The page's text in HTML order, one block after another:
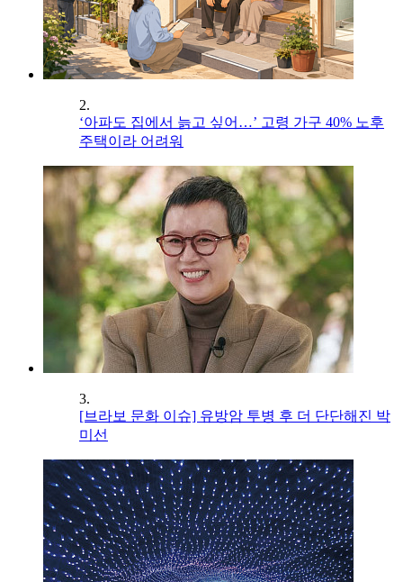
2.
‘아파도 집에서 늙고 싶어…’ 고령 가구 40% 노후
주택이라 어려워
3.
[브라보 문화 이슈] 유방암 투병 후 더 단단해진 박
미선